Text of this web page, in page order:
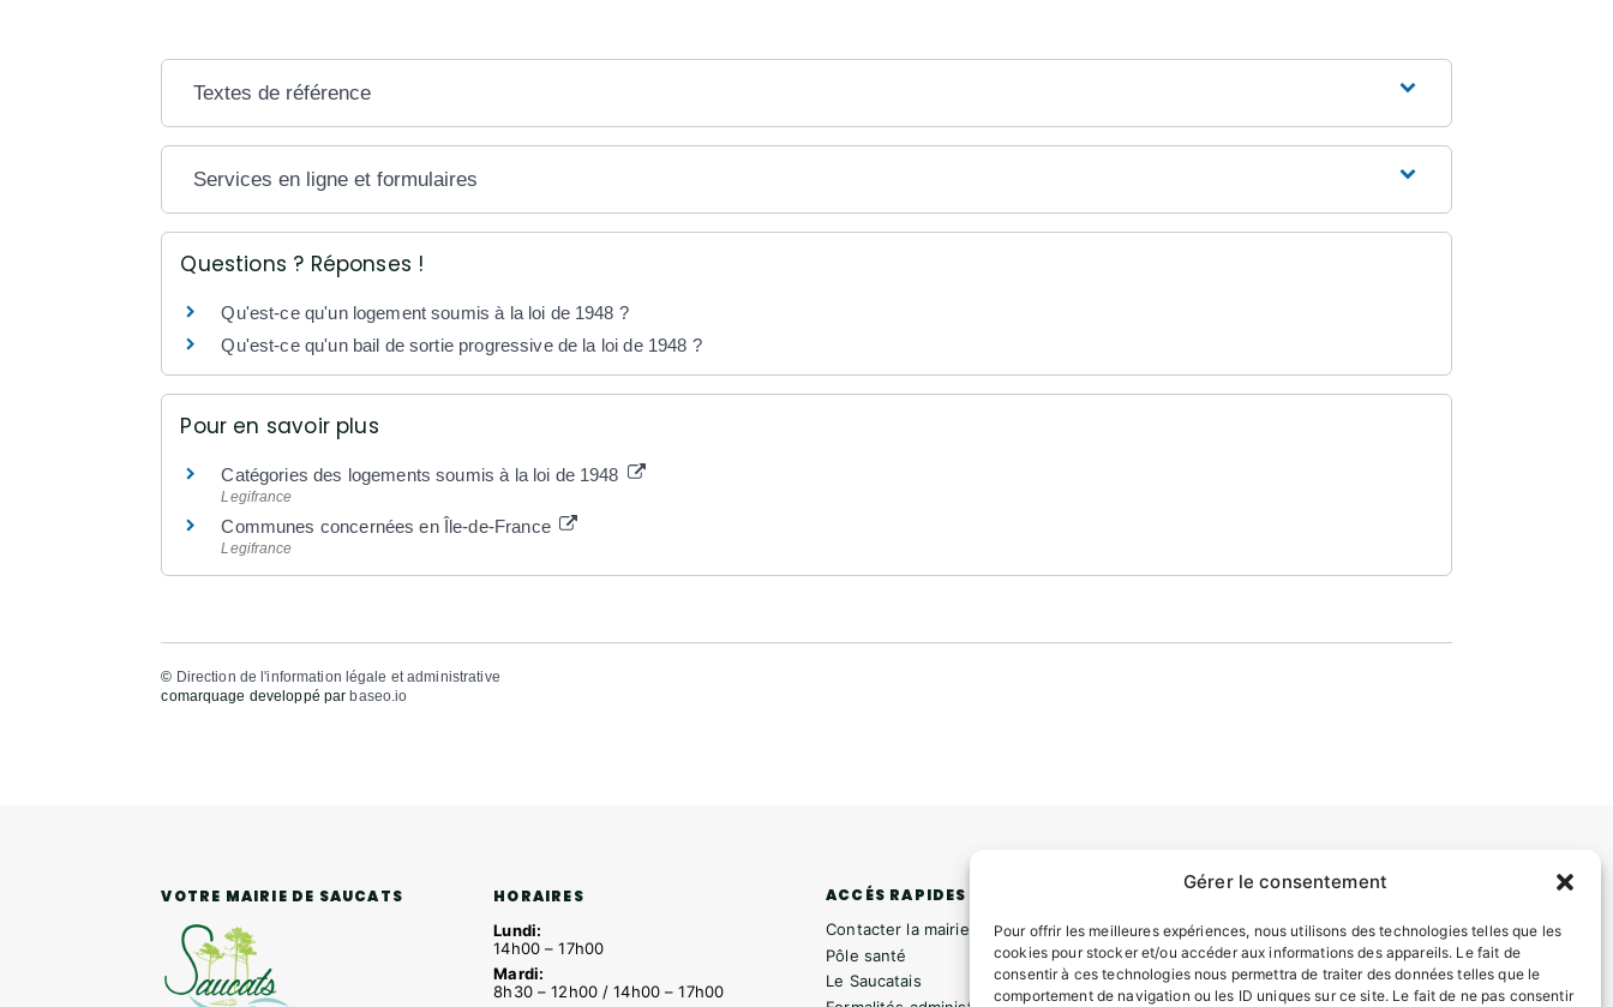
Gérer le consentement
Pour offrir les meilleures expériences, nous utilisons des technologies telles que les
cookies pour stocker et/ou accéder aux informations des appareils. Le fait de
consentir à ces technologies nous permettra de traiter des données telles que le
comportement de navigation ou les ID uniques sur ce site. Le fait de ne pas consentir
Textes de référence
Services en ligne et formulaires
Questions ? Réponses !
Qu'est-ce qu'un logement soumis à la loi de 1948 ?
Qu'est-ce qu'un bail de sortie progressive de la loi de 1948 ?
Pour en savoir plus
Catégories des logements soumis à la loi de 1948
Legifrance
Communes concernées en Île-de-France
Legifrance
© Direction de l'information légale et administrative
comarquage developpé par baseo.io
VOTRE MAIRIE DE SAUCATS HORAIRES
Lundi:
14h00 – 17h00
Mardi:
8h30 – 12h00 / 14h00 – 17h00
ACCÉS RAPIDES
Contacter la mairie
Pôle santé
Le Saucatais
INFORMATIONS LÉGALES
Mentions légales
Politique de confidentialité
Plan du site